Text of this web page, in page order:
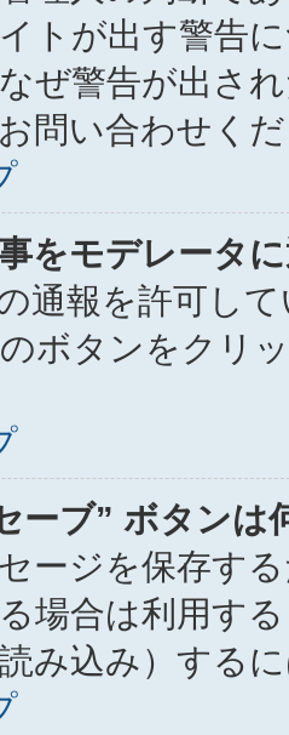
トが出す警告
ぜ警告が出さ
問い合わせく
をモデレータ
通報を許可し
ボタンをクリ
ーブ” ボタンは
ージを保存す
場合は利用す
み込み）する